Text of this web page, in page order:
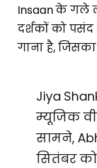
Insaan के गले
दर्शकों को पसंद
गाना है,
Jiya
म्यूजिक
सामने,
सितंबर को